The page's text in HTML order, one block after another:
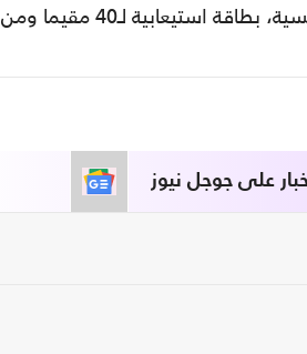
وتعد الجامعة غير ربحية، وقامت بتأسيسها بطريركية القدس الأرثوذكسية، بطاقة استيعابية لـ40 مقيما ومن
على جوجل نيوز